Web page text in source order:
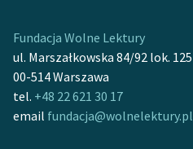
Ręce pełne poezji
Kolekcje edukacyjne
twórców przechodzących
do domeny publicznej,
Fundacja Wolne Lektury
ul. Marszałkowska 84/92 lok. 125
00-514 Warszawa
tel. +48 22 621 30 17
email fundacja@wolnelektury.pl